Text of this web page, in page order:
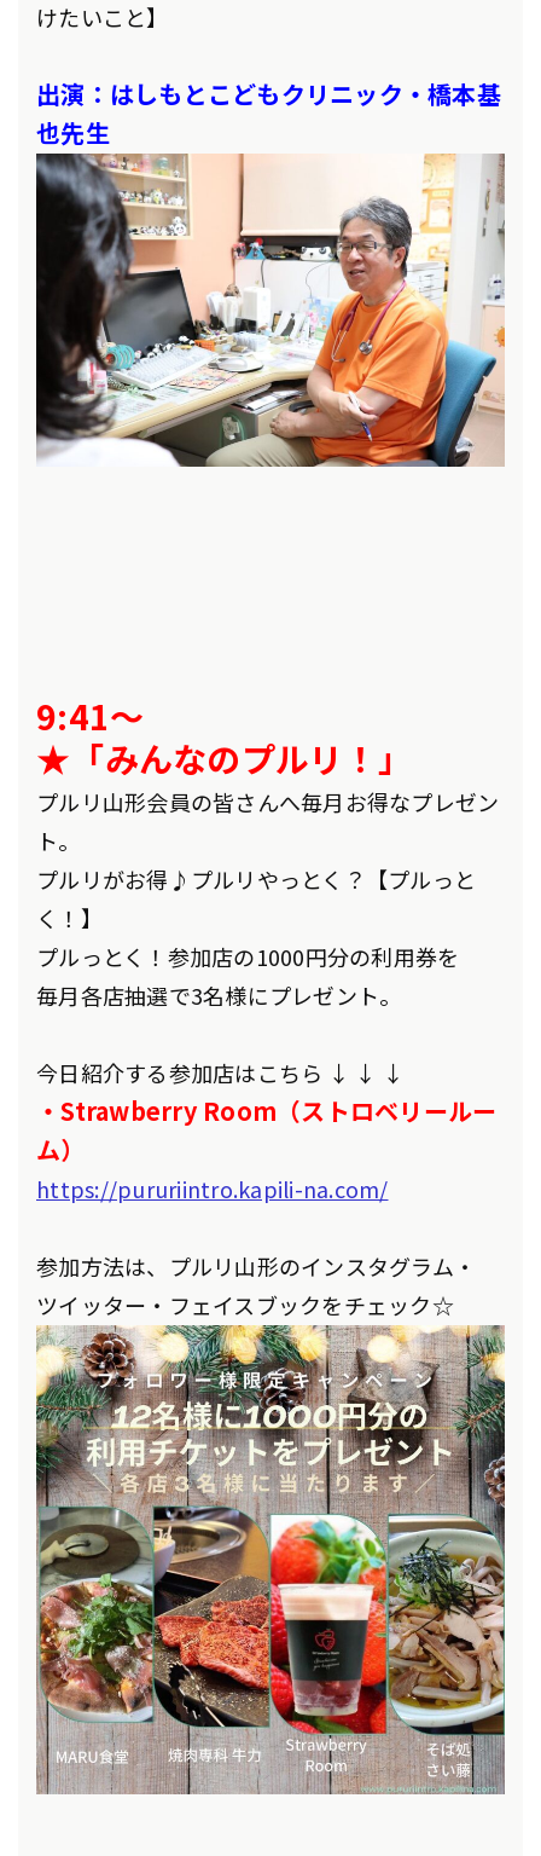
けたいこと】
出演：はしもとこどもクリニック・橋本基
也先生
9:41～
★「みんなのプルリ！」
プルリ山形会員の皆さんへ毎月お得なプレゼン
ト。
プルリがお得♪プルリやっとく？【プルっと
く！】
プルっとく！参加店の1000円分の利用券を
毎月各店抽選で3名様にプレゼント。
今日紹介する参加店はこちら ↓ ↓ ↓
・Strawberry Room（ストロベリールー
ム）
https://pururiintro.kapili-na.com/
参加方法は、プルリ山形のインスタグラム・
ツイッター・フェイスブックをチェック☆